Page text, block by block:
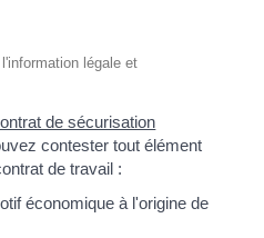
légale et
de sécurisation
contester tout élément
de travail :
économique à l'origine de